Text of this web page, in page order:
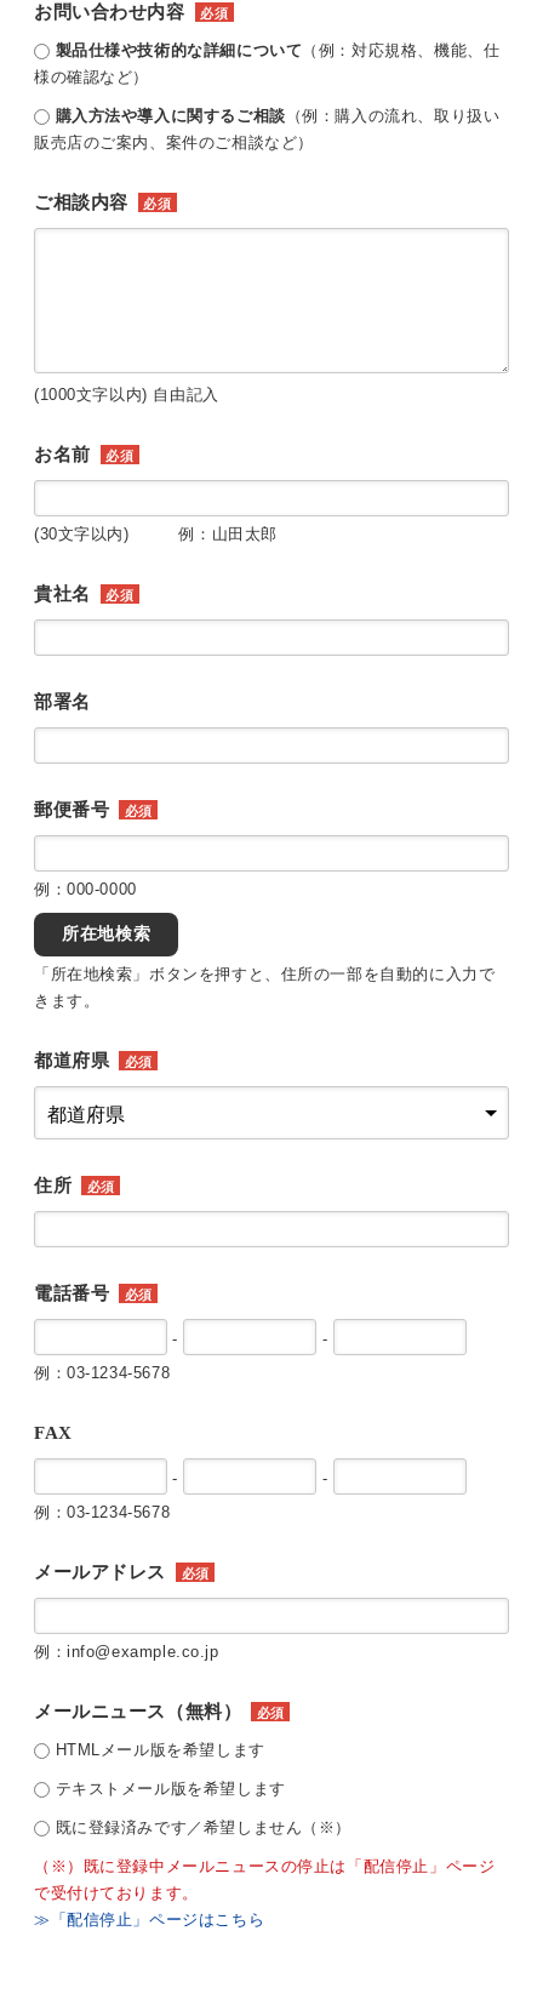
お問い合わせ内容 必須
製品仕様や技術的な詳細について （例：対応規格、機能、仕
様の確認など）
購入方法や導入に関するご相談 （例：購入の流れ、取り扱い
販売店のご案内、案件のご相談など）
ご相談内容 必須
(1000文字以内) 自由記入
お名前 必須
(30文字以内) 例：山田太郎
貴社名 必須
部署名
郵便番号 必須
例：000-0000
所在地検索
「所在地検索」ボタンを押すと、住所の一部を自動的に入力で
きます。
都道府県 必須
住所 必須
電話番号 必須
-
-
例：03-1234-5678
FAX
-
-
例：03-1234-5678
メールアドレス 必須
例：info@example.co.jp
メールニュース（無料） 必須
HTMLメール版を希望します
テキストメール版を希望します
既に登録済みです／希望しません（※）
（※）既に登録中メールニュースの停止は「配信停止」ページ
で受付けております。
≫「配信停止」ページはこちら